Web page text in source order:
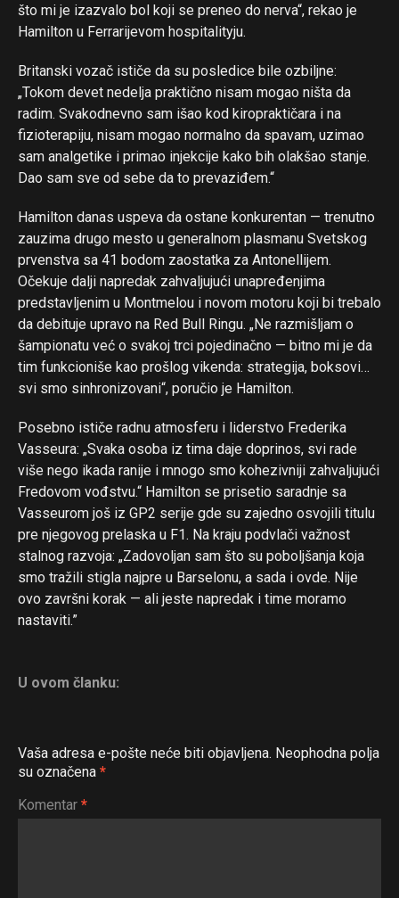
što mi je izazvalo bol koji se preneo do nerva“, rekao je
Hamilton u Ferrarijevom hospitalityju.
Britanski vozač ističe da su posledice bile ozbiljne:
„Tokom devet nedelja praktično nisam mogao ništa da
radim. Svakodnevno sam išao kod kiropraktičara i na
fizioterapiju, nisam mogao normalno da spavam, uzimao
sam analgetike i primao injekcije kako bih olakšao stanje.
Dao sam sve od sebe da to prevaziđem.“
Hamilton danas uspeva da ostane konkurentan — trenutno
zauzima drugo mesto u generalnom plasmanu Svetskog
prvenstva sa 41 bodom zaostatka za Antonellijem.
Očekuje dalji napredak zahvaljujući unapređenjima
predstavljenim u Montmelou i novom motoru koji bi trebalo
da debituje upravo na Red Bull Ringu. „Ne razmišljam o
šampionatu već o svakoj trci pojedinačno — bitno mi je da
tim funkcioniše kao prošlog vikenda: strategija, boksovi…
svi smo sinhronizovani“, poručio je Hamilton.
Posebno ističe radnu atmosferu i liderstvo Frederika
Vasseura: „Svaka osoba iz tima daje doprinos, svi rade
više nego ikada ranije i mnogo smo kohezivniji zahvaljujući
Fredovom vođstvu.“ Hamilton se prisetio saradnje sa
Vasseurom još iz GP2 serije gde su zajedno osvojili titulu
pre njegovog prelaska u F1. Na kraju podvlači važnost
stalnog razvoja: „Zadovoljan sam što su poboljšanja koja
smo tražili stigla najpre u Barselonu, a sada i ovde. Nije
ovo završni korak — ali jeste napredak i time moramo
nastaviti.”
U ovom članku:
Vaša adresa e-pošte neće biti objavljena. Neophodna polja
su označena *
Komentar *